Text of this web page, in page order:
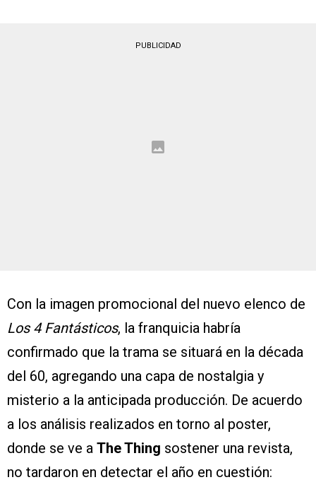
PUBLICIDAD
Con la imagen promocional del nuevo elenco de
Los 4 Fantásticos, la franquicia habría
confirmado que la trama se situará en la década
del 60, agregando una capa de nostalgia y
misterio a la anticipada producción. De acuerdo
a los análisis realizados en torno al poster,
donde se ve a The Thing sostener una revista,
no tardaron en detectar el año en cuestión: